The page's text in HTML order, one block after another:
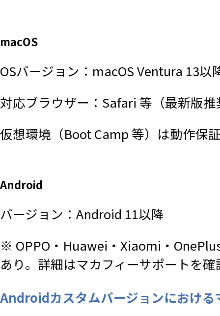
macOS
OSバージョン：macOS Ventura 13以
対応ブラウザー：Safari 等（最新版
仮想環境（Boot Camp 等）は動作保
Android
バージョン：Android 11以降
※ OPPO・Huawei・Xiaomi・
あり。詳細はマカフィーサポートを
Androidカスタムバージョンにおけ